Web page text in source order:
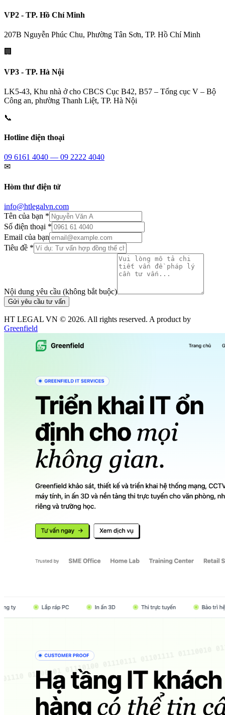
VP2 - TP. Hồ Chí Minh
207B Nguyễn Phúc Chu, Phường Tân Sơn, TP. Hồ Chí Minh
🏢
VP3 - TP. Hà Nội
LK5-43, Khu nhà ở cho CBCS Cục B42, B57 – Tổng cục V – Bộ
Công an, phường Thanh Liệt, TP. Hà Nội
📞
Hotline điện thoại
09 6161 4040 — 09 2222 4040
✉
Hòm thư điện tử
info@htlegalvn.com
Tên của bạn *
Số điện thoại *
Email của bạn
Tiêu đề *
Nội dung yêu cầu (không bắt buộc)
Gửi yêu cầu tư vấn
HT LEGAL VN © 2026. All rights reserved. A product by
Greenfield